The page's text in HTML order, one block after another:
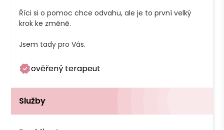
Říci si o pomoc chce odvahu, ale je to první velký
krok ke změně.
Jsem tady pro Vás.
ověřený terapeut
Služby